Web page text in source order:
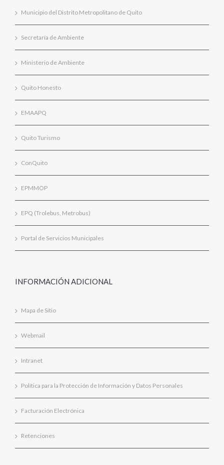
Municipio del Distrito Metropolitano de Quito
Secretaría de Ambiente
Ministerio de Ambiente
Quito Honesto
EMAAPQ
Quito Turismo
ConQuito
EPMMOP
EPQ (Trolebus, Metrobus)
Portal de Servicios Municipales
INFORMACIÓN ADICIONAL
Mapa de Sitio
Webmail
Intranet
Política para la Protección de Información y Datos Personales
Facturación Electrónica
Retenciones